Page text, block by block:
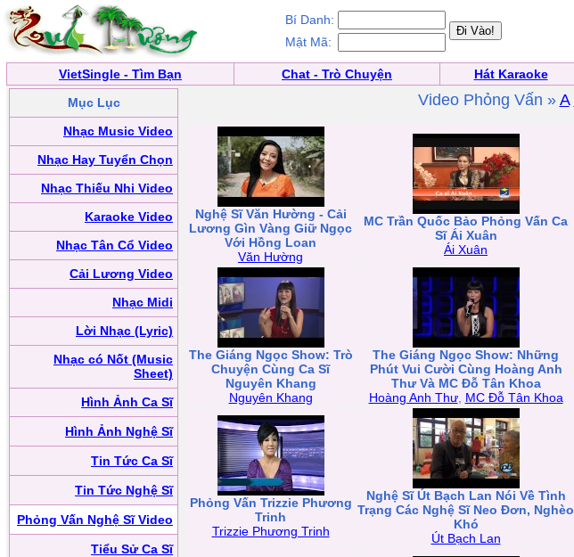
Bí Danh:
Mật Mã:
VietSingle - Tìm Bạn Chat - Trò Chuyện Hát Karaoke
Mục Lục
Nhạc Music Video
Nhạc Hay Tuyển Chọn
Nhạc Thiếu Nhi Video
Karaoke Video
Nhạc Tân Cổ Video
Cải Lương Video
Nhạc Midi
Lời Nhạc (Lyric)
Nhạc có Nốt (Music
Sheet)
Hình Ảnh Ca Sĩ
Hình Ảnh Nghệ Sĩ
Tin Tức Ca Sĩ
Tin Tức Nghệ Sĩ
Phỏng Vấn Nghệ Sĩ Video
Tiểu Sử Ca Sĩ
Video Phỏng Vấn » A
Nghệ Sĩ Văn Hường - Cải
Lương Gìn Vàng Giữ Ngọc
Với Hồng Loan
Văn Hường
MC Trần Quốc Bảo Phỏng Vấn Ca
Sĩ Ái Xuân
Ái Xuân
The Giáng Ngọc Show: Trò
Chuyện Cùng Ca Sĩ
Nguyên Khang
Nguyên Khang
The Giáng Ngọc Show: Những
Phút Vui Cười Cùng Hoàng Anh
Thư Và MC Đỗ Tân Khoa
Hoàng Anh Thư, MC Đỗ Tân Khoa
Phỏng Vấn Trizzie Phương
Trinh
Trizzie Phương Trinh
Nghệ Sĩ Út Bạch Lan Nói Về Tình
Trạng Các Nghệ Sĩ Neo Đơn, Nghèo
Khó
Út Bạch Lan